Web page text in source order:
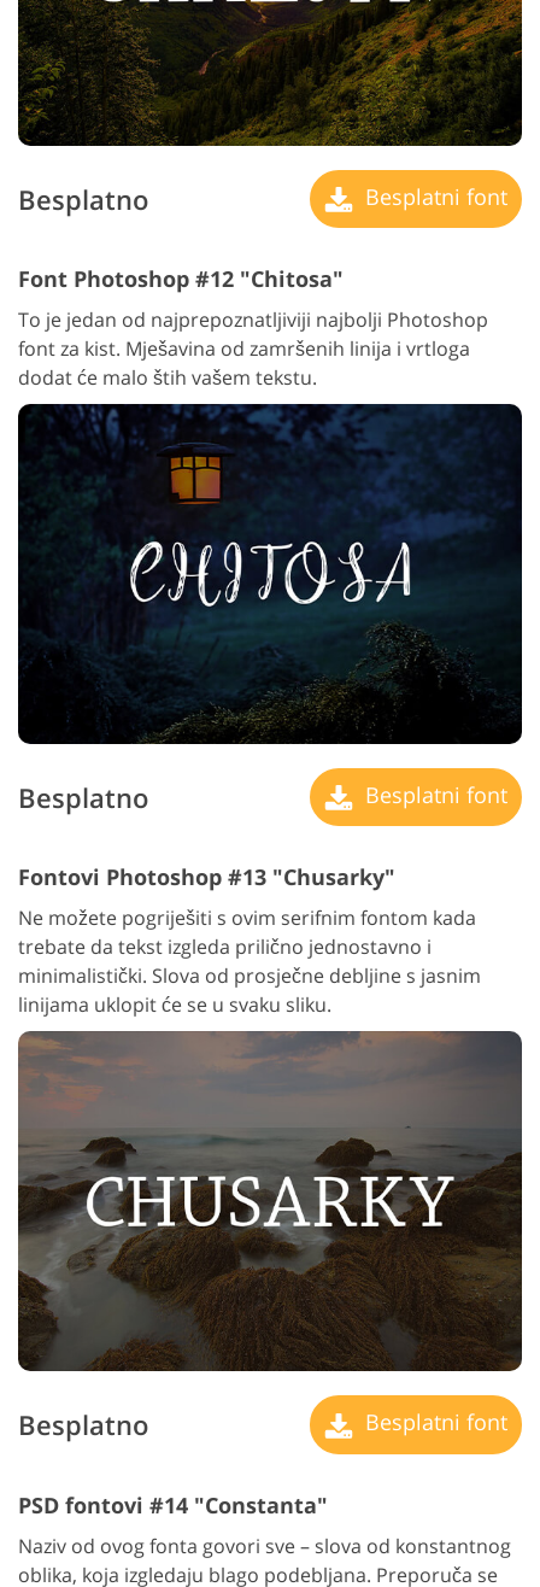
Besplatno Besplatni font
Font Photoshop #12 "Chitosa"
To je jedan od najprepoznatljiviji najbolji Photoshop
font za kist. Mješavina od zamršenih linija i vrtloga
dodat će malo štih vašem tekstu.
Besplatno Besplatni font
Fontovi Photoshop #13 "Chusarky"
Ne možete pogriješiti s ovim serifnim fontom kada
trebate da tekst izgleda prilično jednostavno i
minimalistički. Slova od prosječne debljine s jasnim
linijama uklopit će se u svaku sliku.
Besplatno Besplatni font
PSD fontovi #14 "Constanta"
Naziv od ovog fonta govori sve – slova od konstantnog
oblika, koja izgledaju blago podebljana. Preporuča se